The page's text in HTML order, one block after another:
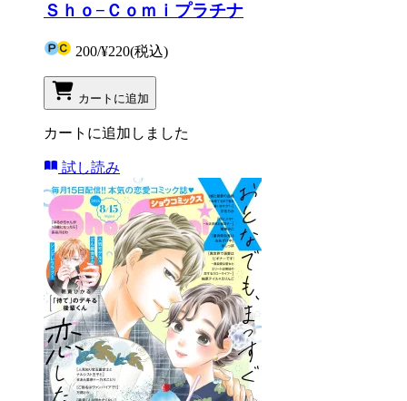
Ｓｈｏ−Ｃｏｍｉプラチナ
200/¥220(税込)
カートに追加
カートに追加しました
試し読み